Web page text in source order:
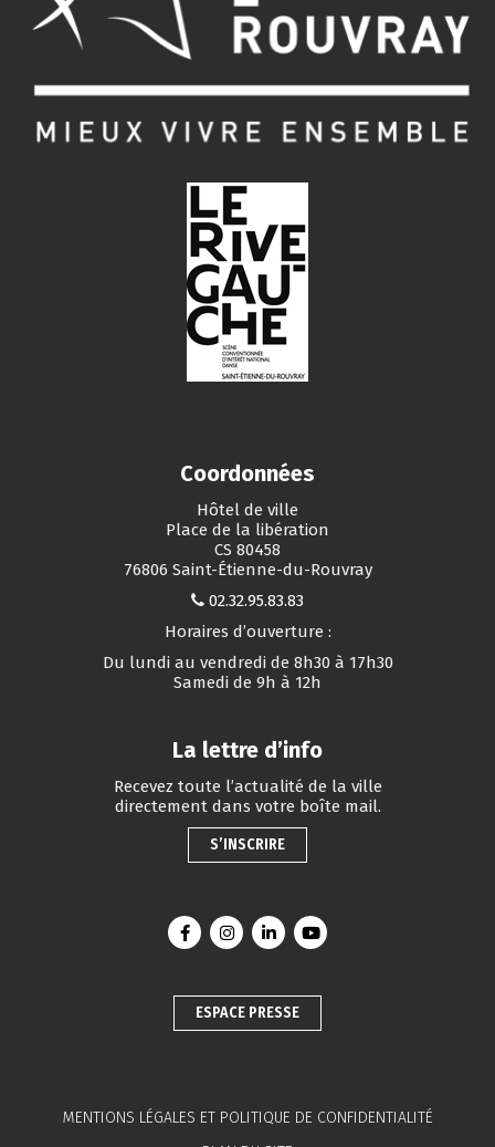
Coordonnées
Hôtel de ville
Place de la libération
CS 80458
76806 Saint-Étienne-du-Rouvray
02.32.95.83.83
Horaires d’ouverture :
Du lundi au vendredi de 8h30 à 17h30
Samedi de 9h à 12h
La lettre d’info
Recevez toute l’actualité de la ville
directement dans votre boîte mail.
S’INSCRIRE
Lien vers le compte Facebook
Lien vers le compte Instagram
Lien vers le compte Linkedin
Lien vers la chaîne
ESPACE PRESSE
MENTIONS LÉGALES ET POLITIQUE DE CONFIDENTIALITÉ